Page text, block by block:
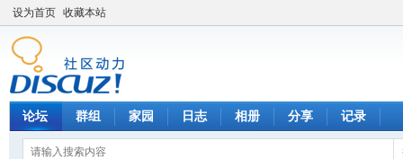
设为首页 收藏本站
论坛 群组 家园 日志 相册 分享 记录